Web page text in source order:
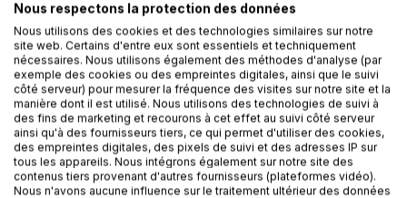
Ajouter à ma liste d'envies
Laisser un avis
DESCRIPTION
Nous respectons la protection des données
Nous utilisons des cookies et des technologies similaires sur notre
site web. Certains d'entre eux sont essentiels et techniquement
nécessaires. Nous utilisons également des méthodes d'analyse (par
exemple des cookies ou des empreintes digitales, ainsi que le suivi
côté serveur) pour mesurer la fréquence des visites sur notre site et la
manière dont il est utilisé. Nous utilisons des technologies de suivi à
des fins de marketing et recourons à cet effet au suivi côté serveur
ainsi qu'à des fournisseurs tiers, ce qui permet d'utiliser des cookies,
des empreintes digitales, des pixels de suivi et des adresses IP sur
tous les appareils. Nous intégrons également sur notre site des
contenus tiers provenant d'autres fournisseurs (plateformes vidéo).
Nous n'avons aucune influence sur le traitement ultérieur des données